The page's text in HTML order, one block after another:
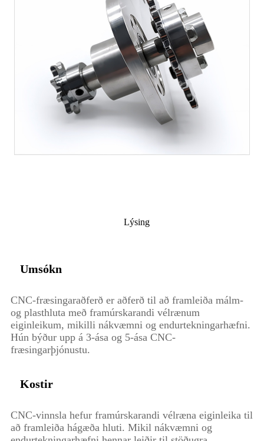
Lýsing
Umsókn
CNC-fræsingaraðferð er aðferð til að framleiða málm-
og plasthluta með framúrskarandi vélrænum
eiginleikum, mikilli nákvæmni og endurtekningarhæfni.
Hún býður upp á 3-ása og 5-ása CNC-
fræsingarþjónustu.
Kostir
CNC-vinnsla hefur framúrskarandi vélræna eiginleika til
að framleiða hágæða hluti. Mikil nákvæmni og